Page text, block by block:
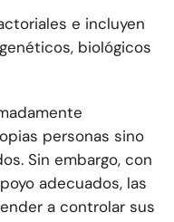
e incluyen
biológicos
personas sino
Sin embargo, con
adecuados, las
a controlar sus